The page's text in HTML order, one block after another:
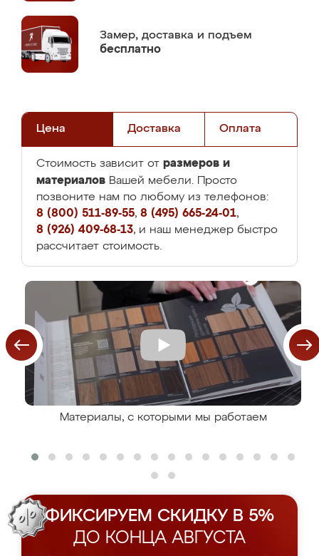
Замер, доставка и подъем
бесплатно
Цена Доставка Оплата
Стоимость зависит от размеров и
материалов Вашей мебели. Просто
позвоните нам по любому из телефонов:
8 (800) 511-89-55, 8 (495) 665-24-01,
8 (926) 409-68-13, и наш менеджер быстро
рассчитает стоимость.
Материалы, с которыми мы работаем
ФИКСИРУЕМ СКИДКУ В 5%
ДО КОНЦА АВГУСТА